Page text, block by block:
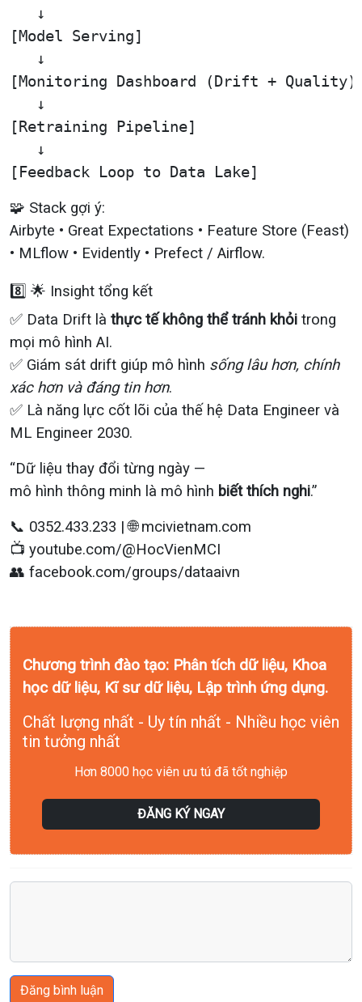
   ↓
[Model Serving]
   ↓
[Monitoring Dashboard (Drift +
   ↓
[Retraining Pipeline]
   ↓
🧩 Stack gợi ý:
Airbyte • Great Expectations • Feature Store (Feast)
• MLflow • Evidently • Prefect / Airflow.
8️⃣ 🌟 Insight tổng kết
✅ Data Drift là thực tế không thể tránh khỏi trong
mọi mô hình AI.
✅ Giám sát drift giúp mô hình sống lâu hơn, chính
xác hơn và đáng tin hơn.
✅ Là năng lực cốt lõi của thế hệ Data Engineer và
ML Engineer 2030.
“Dữ liệu thay đổi từng ngày —
mô hình thông minh là mô hình biết thích nghi.”
📞 0352.433.233 | 🌐 mcivietnam.com
📺 youtube.com/@HocVienMCI
👥 facebook.com/groups/dataaivn
Chương trình đào tạo: Phân tích dữ liệu, Khoa
học dữ liệu, Kĩ sư dữ liệu, Lập trình ứng dụng.
Chất lượng nhất - Uy tín nhất - Nhiều học viên
tin tưởng nhất
Hơn 8000 học viên ưu tú đã tốt nghiệp
ĐĂNG KÝ NGAY
Đăng bình luận